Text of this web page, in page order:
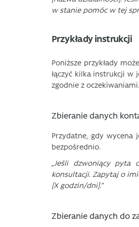
w stanie pomóc w tej
Przykłady instrukcji
Poniższe przykłady
łączyć kilka instrukcji w
zgodnie z oczekiwaniami.
Zbieranie danych
Przydatne, gdy
bezpośrednio.
„Jeśli dzwoniący
konsultacji. Zapytaj o
[X godzin/dni].”
Zbieranie danych do